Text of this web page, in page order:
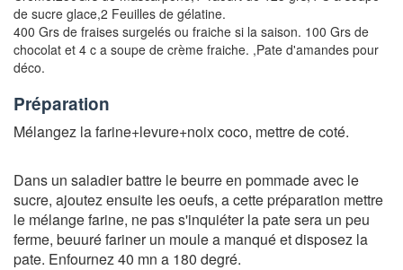
de sucre glace,2 Feuilles de gélatine.
400 Grs de fraises surgelés ou fraiche si la saison. 100 Grs de
chocolat et 4 c a soupe de crème fraiche. ,Pate d'amandes pour
déco.
Préparation
Mélangez la farine+levure+noix coco, mettre de coté.
Dans un saladier battre le beurre en pommade avec le
sucre, ajoutez ensuite les oeufs, a cette préparation mettre
le mélange farine, ne pas s'inquiéter la pate sera un peu
ferme, beuuré fariner un moule a manqué et disposez la
pate. Enfournez 40 mn a 180 degré.